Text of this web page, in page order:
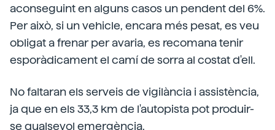
aconseguint en alguns casos un pendent del 6%.
Per això, si un vehicle, encara més pesat, es veu
obligat a frenar per avaria, es recomana tenir
esporàdicament el camí de sorra al costat d'ell.
No faltaran els serveis de vigilància i assistència,
ja que en els 33,3 km de l'autopista pot produir-
se qualsevol emergència.